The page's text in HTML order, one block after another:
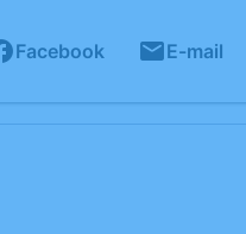
Facebook E-mail